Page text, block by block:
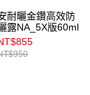
耐曬金鑽高效防
露NA_5X版60ml